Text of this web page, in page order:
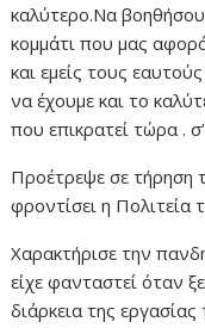
καλύτερο.Να
κομμάτι που μας
και εμείς τους
να έχουμε και το
που επικρατεί τώρα .
Προέτρεψε σε τήρηση
φροντίσει η Πολιτεία
Χαρακτήρισε την
είχε φανταστεί όταν
διάρκεια της